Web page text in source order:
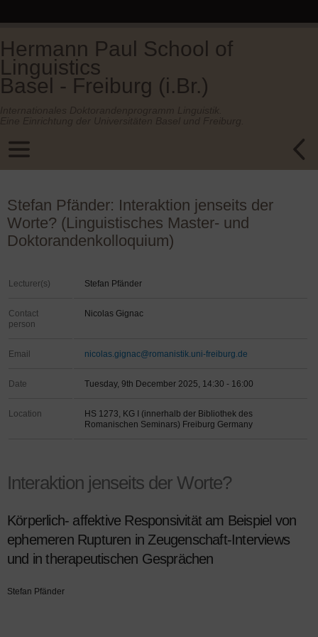
Hermann Paul School of
Linguistics
Basel - Freiburg (i.Br.)
Stefan Pfänder: Interaktion jenseits der
Worte? (Linguistisches Master- und
Doktorandenkolloquium)
Lecturer(s) Stefan Pfänder
Contact
person
Nicolas Gignac
Email nicolas.gignac@romanistik.uni-freiburg.de
Date Tuesday, 9th December 2025, 14:30 - 16:00
Location
HS 1273, KG I (innerhalb der Bibliothek des
Romanischen Seminars) Freiburg Germany
Interaktion jenseits der Worte?
Körperlich- affektive Responsivität am Beispiel von
ephemeren Rupturen in Zeugenschaft-Interviews
und in therapeutischen Gesprächen
Stefan Pfänder